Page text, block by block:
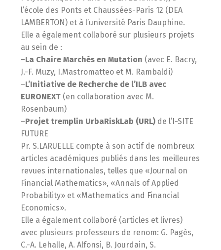
l’école des Ponts et Chaussées-Paris 12 (DEA
LAMBERTON) et à l’université Paris Dauphine.
Elle a également collaboré sur plusieurs projets
au sein de :
–La Chaire Marchés en Mutation (avec E. Bacry,
J.-F. Muzy, I.Mastromatteo et M. Rambaldi)
–L’Initiative de Recherche de l’ILB avec
EURONEXT (en collaboration avec M.
Rosenbaum)
–Projet tremplin UrbaRiskLab (URL) de l’I-SITE
FUTURE
Pr. S.LARUELLE compte à son actif de nombreux
articles académiques publiés dans les meilleures
revues internationales, telles que «Journal on
Financial Mathematics», «Annals of Applied
Probability» et «Mathematics and Financial
Economics».
Elle a également collaboré (articles et livres)
avec plusieurs professeurs de renom: G. Pagès,
C.-A. Lehalle, A. Alfonsi, B. Jourdain, S.